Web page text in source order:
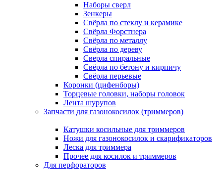
Наборы сверл
Зенкеры
Свёрла по стеклу и керамике
Свёрла Форстнера
Свёрла по металлу
Свёрла по дереву
Сверла спиральные
Свёрла по бетону и кирпичу
Свёрла перьевые
Коронки (цифенборы)
Торцевые головки, наборы головок
Лента шурупов
Запчасти для газонокосилок (триммеров)
Катушки косильные для триммеров
Ножи для газонокосилок и скарификаторов
Леска для триммера
Прочее для косилок и триммеров
Для перфораторов